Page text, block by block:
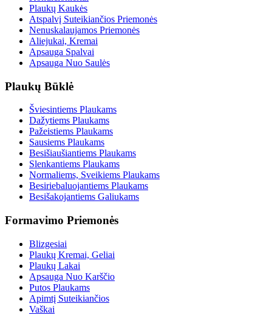
Plaukų Kaukės
Atspalvį Suteikiančios Priemonės
Nenuskalaujamos Priemonės
Aliejukai, Kremai
Apsauga Spalvai
Apsauga Nuo Saulės
Plaukų Būklė
Šviesintiems Plaukams
Dažytiems Plaukams
Pažeistiems Plaukams
Sausiems Plaukams
Besišiaušiantiems Plaukams
Slenkantiems Plaukams
Normaliems, Sveikiems Plaukams
Besiriebaluojantiems Plaukams
Besišakojantiems Galiukams
Formavimo Priemonės
Blizgesiai
Plaukų Kremai, Geliai
Plaukų Lakai
Apsauga Nuo Karščio
Putos Plaukams
Apimtį Suteikiančios
Vaškai